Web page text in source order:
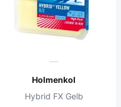
Holmenkol
Hybrid FX Gelb